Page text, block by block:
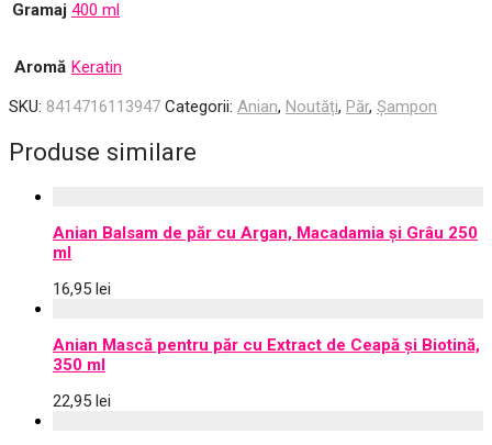
Gramaj 400 ml
Aromă Keratin
SKU: 8414716113947 Categorii: Anian, Noutăți, Păr, Șampon
Produse similare
Anian Balsam de păr cu Argan, Macadamia și Grâu 250
ml
16,95 lei
Anian Mască pentru păr cu Extract de Ceapă și Biotină,
350 ml
22,95 lei